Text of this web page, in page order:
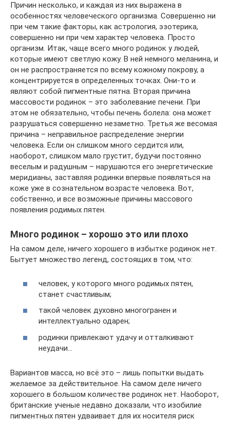
Причин несколько, и каждая из них выражена в
особенностях человеческого организма. Совершенно ни
при чем такие факторы, как астрология, эзотерика,
совершенно ни при чем характер человека. Просто
организм. Итак, чаще всего много родинок у людей,
которые имеют светлую кожу. В ней немного меланина, и
он не распространяется по всему кожному покрову, а
концентрируется в определенных точках. Они-то и
являют собой пигментные пятна. Вторая причина
массовости родинок – это заболевание печени. При
этом не обязательно, чтобы печень болела: она может
разрушаться совершенно незаметно. Третья же весомая
причина – неправильное распределение энергии
человека. Если он слишком много сердится или,
наоборот, слишком мало грустит, будучи постоянно
веселым и радушным – нарушаются его энергетические
меридианы, заставляя родинки впервые появляться на
коже уже в сознательном возрасте человека. Вот,
собственно, и все возможные причины массового
появления родимых пятен.
Много родинок – хорошо это или плохо
На самом деле, ничего хорошего в избытке родинок нет.
Бытует множество легенд, состоящих в том, что:
человек, у которого много родимых пятен,
станет счастливым;
такой человек духовно многогранен и
интеллектуально одарен;
родинки привлекают удачу и отталкивают
неудачи…
Вариантов масса, но всё это – лишь попытки выдать
желаемое за действительное. На самом деле ничего
хорошего в большом количестве родинок нет. Наоборот,
британские ученые недавно доказали, что изобилие
пигментных пятен удваивает для их носителя риск